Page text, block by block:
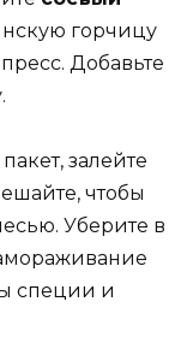
горчицу
Добавьте
залейте
чтобы
Уберите в
специи и